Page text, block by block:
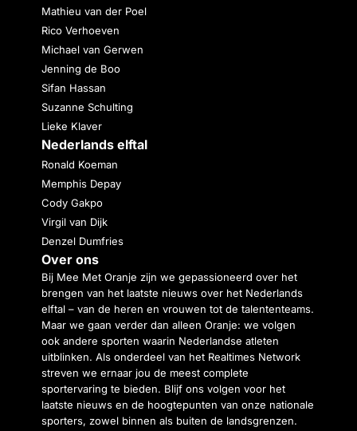
Mathieu van der Poel
Rico Verhoeven
Michael van Gerwen
Jenning de Boo
Sifan Hassan
Suzanne Schulting
Lieke Klaver
Nederlands elftal
Ronald Koeman
Memphis Depay
Cody Gakpo
Virgil van Dijk
Denzel Dumfries
Over ons
Bij Mee Met Oranje zijn we gepassioneerd over het
brengen van het laatste nieuws over het Nederlands
elftal – van de heren en vrouwen tot de talententeams.
Maar we gaan verder dan alleen Oranje: we volgen
ook andere sporten waarin Nederlandse atleten
uitblinken. Als onderdeel van het Realtimes Network
streven we ernaar jou de meest complete
sportervaring te bieden. Blijf ons volgen voor het
laatste nieuws en de hoogtepunten van onze nationale
sporters, zowel binnen als buiten de landsgrenzen.